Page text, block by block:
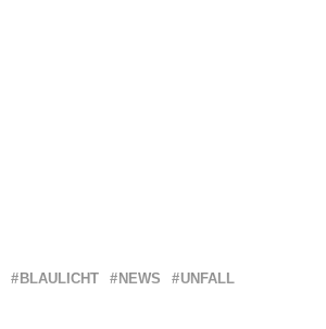
BLAULICHT NEWS UNFALL